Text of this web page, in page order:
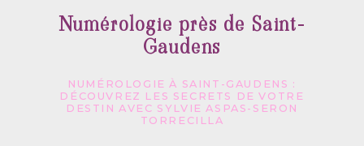
Numérologie près de Saint-
Gaudens
NUMÉROLOGIE À SAINT-GAUDENS :
DÉCOUVREZ LES SECRETS DE VOTRE
DESTIN AVEC SYLVIE ASPAS-SERON
TORRECILLA